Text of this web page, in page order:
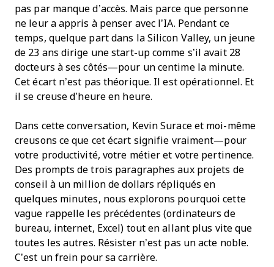
pas par manque d’accès. Mais parce que personne
ne leur a appris à penser avec l’IA. Pendant ce
temps, quelque part dans la Silicon Valley, un jeune
de 23 ans dirige une start-up comme s’il avait 28
docteurs à ses côtés—pour un centime la minute.
Cet écart n’est pas théorique. Il est opérationnel. Et
il se creuse d’heure en heure.
Dans cette conversation, Kevin Surace et moi-même
creusons ce que cet écart signifie vraiment—pour
votre productivité, votre métier et votre pertinence.
Des prompts de trois paragraphes aux projets de
conseil à un million de dollars répliqués en
quelques minutes, nous explorons pourquoi cette
vague rappelle les précédentes (ordinateurs de
bureau, internet, Excel) tout en allant plus vite que
toutes les autres. Résister n’est pas un acte noble.
C’est un frein pour sa carrière.